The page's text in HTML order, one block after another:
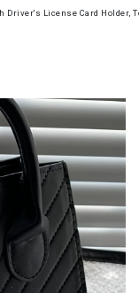
License Card Holder,